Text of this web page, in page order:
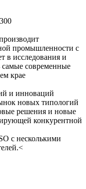
промышленности с
в исследования и
самые современные
крае
и инноваций
новых типологий
решения и новые
конкурентной
с несколькими